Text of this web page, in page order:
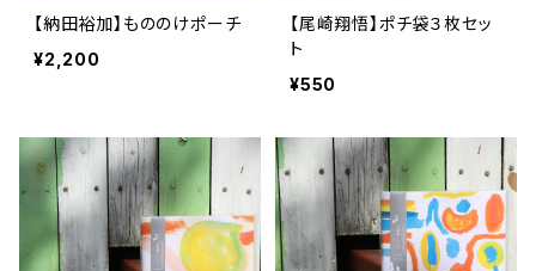
【納田裕加】もののけポーチ
¥2,200
【尾崎翔悟】ポチ袋３枚セッ
ト
¥550